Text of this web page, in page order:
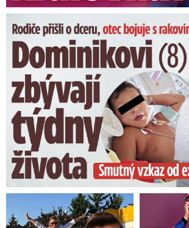
Dominikovi (8) zbývají týdny života: Vzkaz